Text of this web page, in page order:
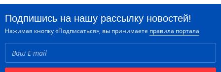
Подпишись на нашу рассылку новостей!
Нажимая кнопку «Подписаться», вы принимаете правила портала